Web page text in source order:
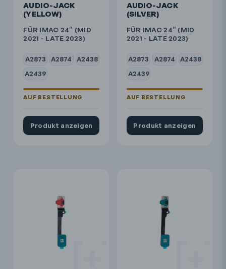
AUDIO-JACK
(YELLOW)
FÜR IMAC 24″ (MID
2021 - LATE 2023)
A2873 A2874
A2438
A2439
Produkt anzeigen
AUDIO-JACK
(SILVER)
FÜR IMAC 24″ (MID
2021 - LATE 2023)
A2873 A2874
A2438
A2439
Produkt anzeigen